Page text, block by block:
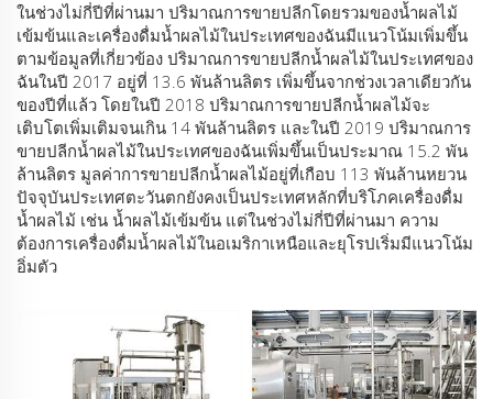
ในช่วงไม่กี่ปีที่ผ่านมา ปริมาณการขายปลีกโดยรวมของน้ำผลไม้
เข้มข้นและเครื่องดื่มน้ำผลไม้ในประเทศของฉันมีแนวโน้มเพิ่มขึ้น
ตามข้อมูลที่เกี่ยวข้อง ปริมาณการขายปลีกน้ำผลไม้ในประเทศของ
ฉันในปี 2017 อยู่ที่ 13.6 พันล้านลิตร เพิ่มขึ้นจากช่วงเวลาเดียวกัน
ของปีที่แล้ว โดยในปี 2018 ปริมาณการขายปลีกน้ำผลไม้จะ
เติบโตเพิ่มเติมจนเกิน 14 พันล้านลิตร และในปี 2019 ปริมาณการ
ขายปลีกน้ำผลไม้ในประเทศของฉันเพิ่มขึ้นเป็นประมาณ 15.2 พัน
ล้านลิตร มูลค่าการขายปลีกน้ำผลไม้อยู่ที่เกือบ 113 พันล้านหยวน
ปัจจุบันประเทศตะวันตกยังคงเป็นประเทศหลักที่บริโภคเครื่องดื่ม
น้ำผลไม้ เช่น น้ำผลไม้เข้มข้น แต่ในช่วงไม่กี่ปีที่ผ่านมา ความ
ต้องการเครื่องดื่มน้ำผลไม้ในอเมริกาเหนือและยุโรปเริ่มมีแนวโน้ม
อิ่มตัว